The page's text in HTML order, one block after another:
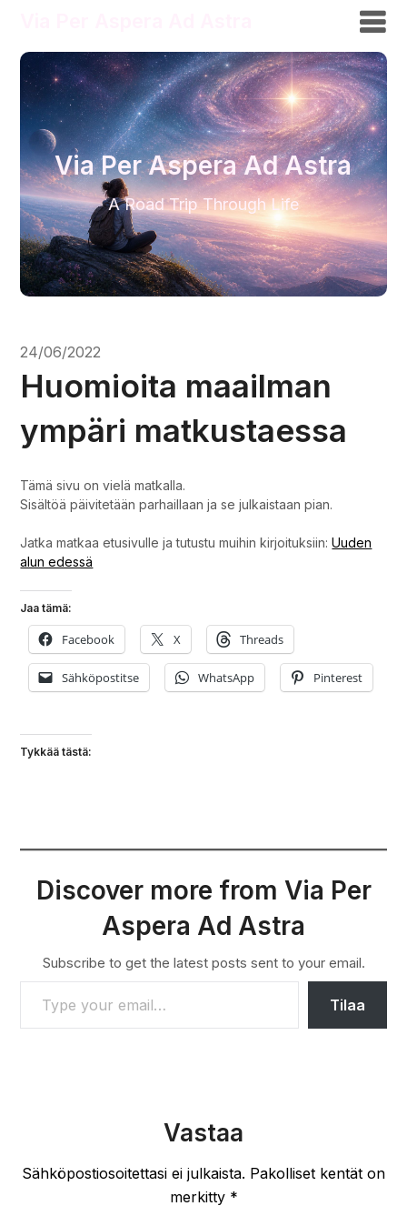
Via Per Aspera Ad Astra
A Road Trip Through Life
24/06/2022
Huomioita maailman
ympäri matkustaessa
Tämä sivu on vielä matkalla.
Sisältöä päivitetään parhaillaan ja se julkaistaan pian.
Jatka matkaa etusivulle ja tutustu muihin kirjoituksiin:Uuden
alun edessä
Jaa tämä:
Facebook X Threads
Sähköpostitse WhatsApp Pinterest
Tykkää tästä:
Discover more from Via Per
Aspera Ad Astra
Subscribe to get the latest posts sent to your email.
TYPE YOUR EMAIL…
Tilaa
Vastaa
Sähköpostiosoitettasi ei julkaista. Pakolliset kentät on
merkitty *